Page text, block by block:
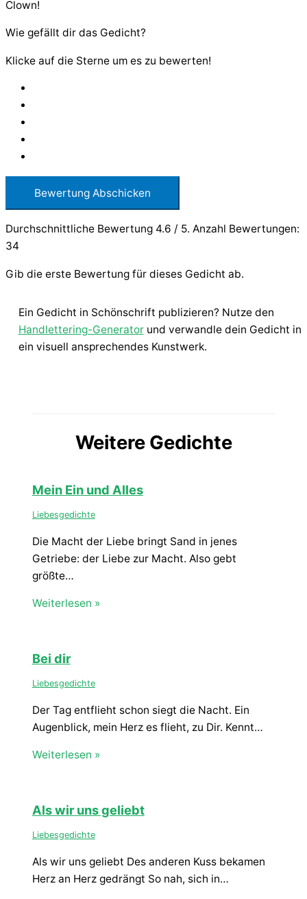
Clown!
Wie gefällt dir das Gedicht?
Klicke auf die Sterne um es zu bewerten!
Bewertung Abschicken
Durchschnittliche Bewertung 4.6 / 5. Anzahl Bewertungen:
34
Gib die erste Bewertung für dieses Gedicht ab.
Ein Gedicht in Schönschrift publizieren? Nutze den
Handlettering-Generatorund verwandle dein Gedicht in
ein visuell ansprechendes Kunstwerk.
Weitere Gedichte
Mein Ein und Alles
Liebesgedichte
Die Macht der Liebe bringt Sand in jenes
Getriebe: der Liebe zur Macht. Also gebt
größte…
Weiterlesen »
Bei dir
Liebesgedichte
Der Tag entflieht schon siegt die Nacht. Ein
Augenblick, mein Herz es flieht, zu Dir. Kennt…
Weiterlesen »
Als wir uns geliebt
Liebesgedichte
Als wir uns geliebt Des anderen Kuss bekamen
Herz an Herz gedrängt So nah, sich in…